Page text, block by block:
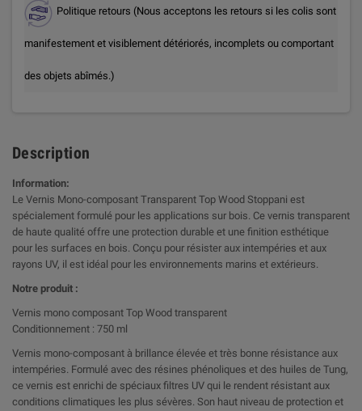
Politique retours (Nous acceptons les retours si les colis sont
manifestement et visiblement détériorés, incomplets ou comportant
des objets abîmés.)
Description
Information:
Le Vernis Mono-composant Transparent Top Wood Stoppani est
spécialement formulé pour les applications sur bois. Ce vernis transparent
de haute qualité offre une protection durable et une finition esthétique
pour les surfaces en bois. Conçu pour résister aux intempéries et aux
rayons UV, il est idéal pour les environnements marins et extérieurs.
Notre produit :
Vernis mono composant Top Wood transparent
Conditionnement : 750 ml
Vernis mono-composant à brillance élevée et très bonne résistance aux
intempéries. Formulé avec des résines phénoliques et des huiles de Tung,
ce vernis est enrichi de spéciaux filtres UV qui le rendent résistant aux
conditions climatiques les plus sévères. Son haut niveau de protection et